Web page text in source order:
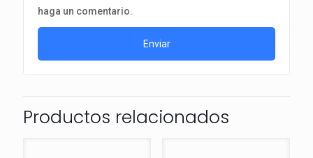
haga un comentario.
Productos relacionados